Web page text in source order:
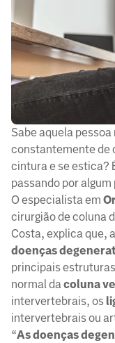
Sabe aquela
constantemente de
cintura e se estica?
passando por
O especialista em
cirurgião de coluna
Costa, explica que,
doenças
principais
normal dacoluna
intervertebrais, os
intervertebrais ou
“As doenças